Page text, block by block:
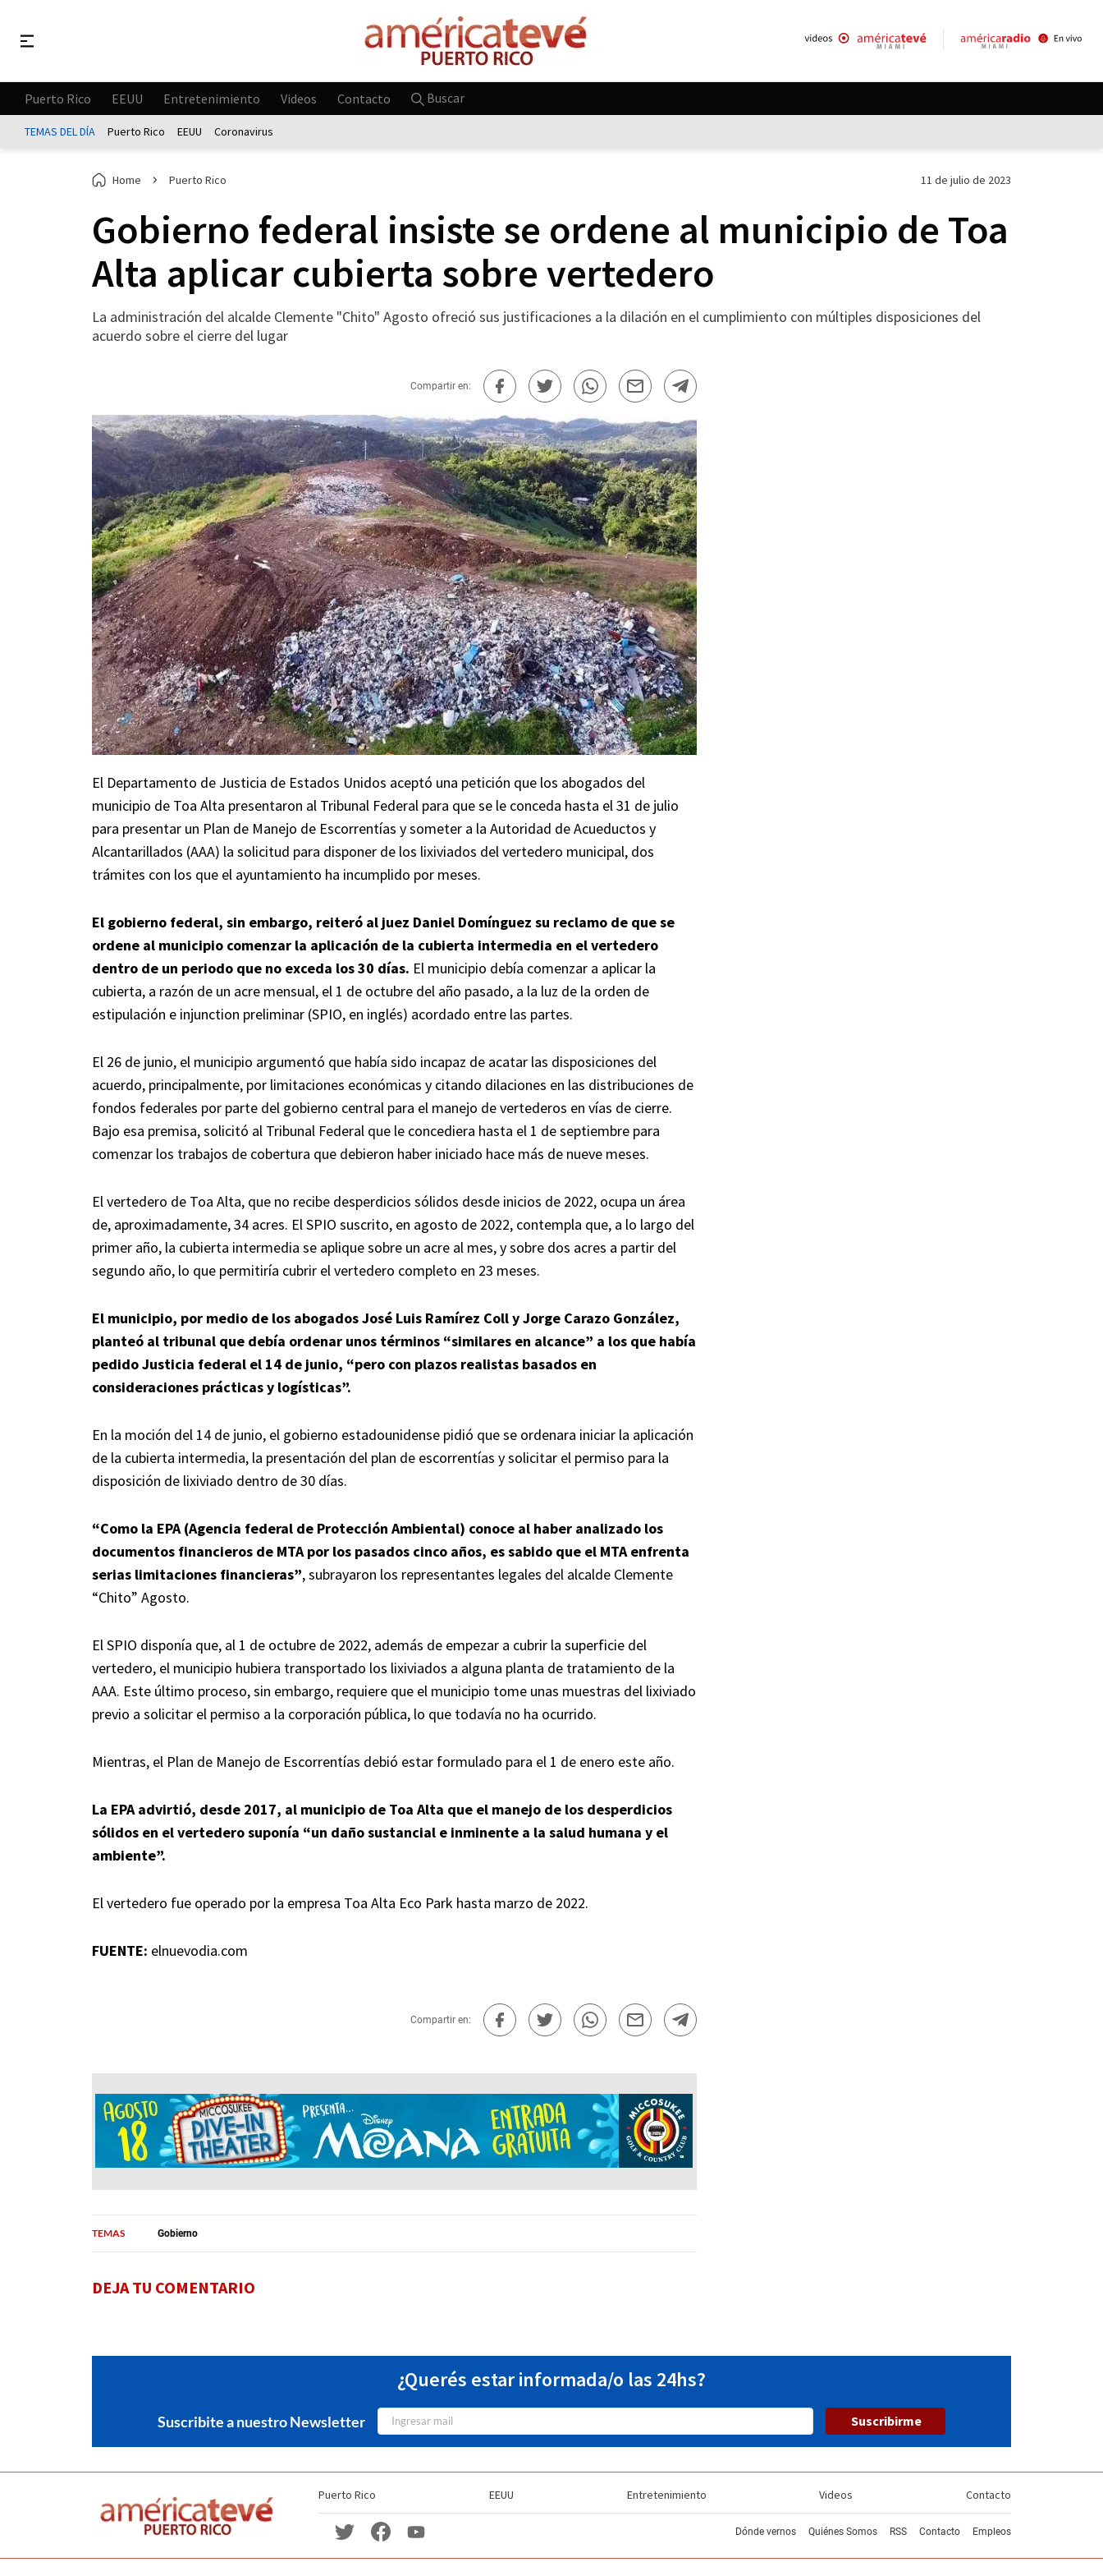
Puerto Rico EEUU Entretenimiento Videos Contacto Buscar
TEMAS DEL DÍA Puerto Rico EEUU Coronavirus
Home Puerto Rico 11 de julio de 2023
Gobierno federal insiste se ordene al municipio de Toa
Alta aplicar cubierta sobre vertedero
La administración del alcalde Clemente "Chito" Agosto ofreció sus justificaciones a la dilación en el cumplimiento con múltiples disposiciones del
acuerdo sobre el cierre del lugar
Compartir en:
El Departamento de Justicia de Estados Unidos aceptó una petición que los abogados del
municipio de Toa Alta presentaron al Tribunal Federal para que se le conceda hasta el 31 de julio
para presentar un Plan de Manejo de Escorrentías y someter a la Autoridad de Acueductos y
Alcantarillados (AAA) la solicitud para disponer de los lixiviados del vertedero municipal, dos
trámites con los que el ayuntamiento ha incumplido por meses.
El gobierno federal, sin embargo, reiteró al juez Daniel Domínguez su reclamo de que se
ordene al municipio comenzar la aplicación de la cubierta intermedia en el vertedero
dentro de un periodo que no exceda los 30 días. El municipio debía comenzar a aplicar la
cubierta, a razón de un acre mensual, el 1 de octubre del año pasado, a la luz de la orden de
estipulación e injunction preliminar (SPIO, en inglés) acordado entre las partes.
El 26 de junio, el municipio argumentó que había sido incapaz de acatar las disposiciones del
acuerdo, principalmente, por limitaciones económicas y citando dilaciones en las distribuciones de
fondos federales por parte del gobierno central para el manejo de vertederos en vías de cierre.
Bajo esa premisa, solicitó al Tribunal Federal que le concediera hasta el 1 de septiembre para
comenzar los trabajos de cobertura que debieron haber iniciado hace más de nueve meses.
El vertedero de Toa Alta, que no recibe desperdicios sólidos desde inicios de 2022, ocupa un área
de, aproximadamente, 34 acres. El SPIO suscrito, en agosto de 2022, contempla que, a lo largo del
primer año, la cubierta intermedia se aplique sobre un acre al mes, y sobre dos acres a partir del
segundo año, lo que permitiría cubrir el vertedero completo en 23 meses.
El municipio, por medio de los abogados José Luis Ramírez Coll y Jorge Carazo González,
planteó al tribunal que debía ordenar unos términos “similares en alcance” a los que había
pedido Justicia federal el 14 de junio, “pero con plazos realistas basados en
consideraciones prácticas y logísticas”.
En la moción del 14 de junio, el gobierno estadounidense pidió que se ordenara iniciar la aplicación
de la cubierta intermedia, la presentación del plan de escorrentías y solicitar el permiso para la
disposición de lixiviado dentro de 30 días.
“Como la EPA (Agencia federal de Protección Ambiental) conoce al haber analizado los
documentos financieros de MTA por los pasados cinco años, es sabido que el MTA enfrenta
serias limitaciones financieras”, subrayaron los representantes legales del alcalde Clemente
“Chito” Agosto.
El SPIO disponía que, al 1 de octubre de 2022, además de empezar a cubrir la superficie del
vertedero, el municipio hubiera transportado los lixiviados a alguna planta de tratamiento de la
AAA. Este último proceso, sin embargo, requiere que el municipio tome unas muestras del lixiviado
previo a solicitar el permiso a la corporación pública, lo que todavía no ha ocurrido.
Mientras, el Plan de Manejo de Escorrentías debió estar formulado para el 1 de enero este año.
La EPA advirtió, desde 2017, al municipio de Toa Alta que el manejo de los desperdicios
sólidos en el vertedero suponía “un daño sustancial e inminente a la salud humana y el
ambiente”.
El vertedero fue operado por la empresa Toa Alta Eco Park hasta marzo de 2022.
FUENTE: elnuevodia.com
Compartir en:
TEMAS Gobierno
DEJA TU COMENTARIO
¿Querés estar informada/o las 24hs?
Suscribite a nuestro Newsletter Suscribirme
Puerto Rico EEUU Entretenimiento Videos Contacto
Dónde vernos Quiénes Somos RSS Contacto Empleos